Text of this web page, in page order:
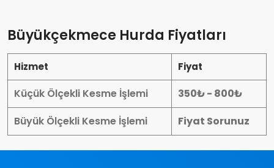
Büyükçekmece Hurda Fiyatları
Hizmet Fiyat
Küçük Ölçekli Kesme İşlemi
350₺ - 800₺
Büyük Ölçekli Kesme İşlemi
Fiyat Sorunuz